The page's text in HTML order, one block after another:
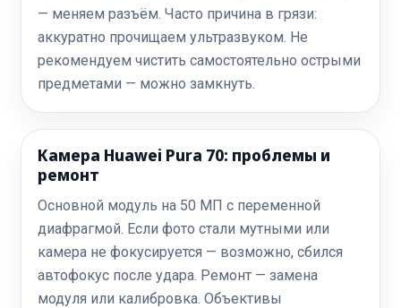
— меняем разъём. Часто причина в грязи:
аккуратно прочищаем ультразвуком. Не
рекомендуем чистить самостоятельно острыми
предметами — можно замкнуть.
Камера Huawei Pura 70: проблемы и
ремонт
Основной модуль на 50 МП с переменной
диафрагмой. Если фото стали мутными или
камера не фокусируется — возможно, сбился
автофокус после удара. Ремонт — замена
модуля или калибровка. Объективы